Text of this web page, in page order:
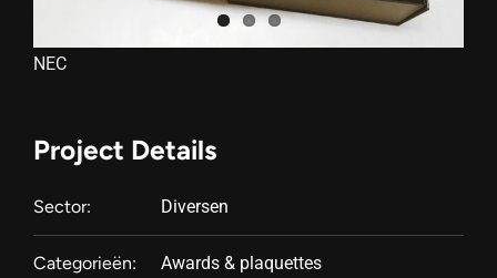
NEC
Project Details
Sector: Diversen
Categorieën: Awards & plaquettes